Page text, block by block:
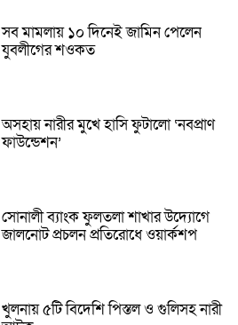
সব মামলায় ১০ দিনেই জামিন পেলেন
যুবলীগের শওকত
অসহায় নারীর মুখে হাসি ফুটালো ‘নবপ্রাণ
ফাউন্ডেশন’
সোনালী ব্যাংক ফুলতলা শাখার উদ্যোগে
জালনোট প্রচলন প্রতিরোধে ওয়ার্কশপ
খুলনায় ৫টি বিদেশি পিস্তল ও গুলিসহ নারী